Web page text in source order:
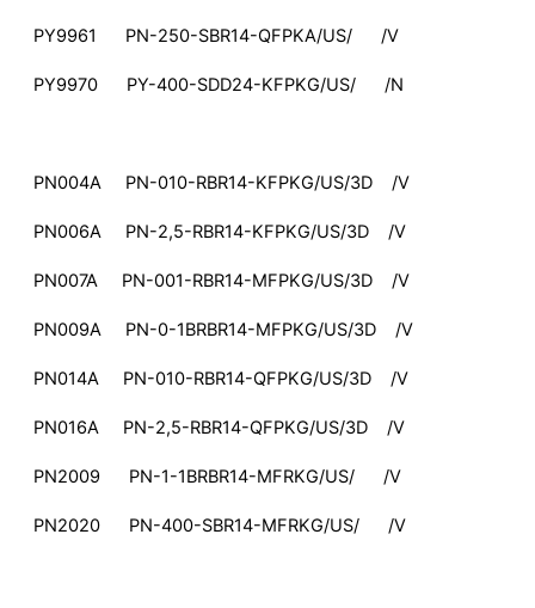
PY9961 PN-250-SBR14-QFPKA/US/ /V
PY9970 PY-400-SDD24-KFPKG/US/ /N
PN004A PN-010-RBR14-KFPKG/US/3D /V
PN006A PN-2,5-RBR14-KFPKG/US/3D /V
PN007A PN-001-RBR14-MFPKG/US/3D /V
PN009A PN-0-1BRBR14-MFPKG/US/3D /V
PN014A PN-010-RBR14-QFPKG/US/3D /V
PN016A PN-2,5-RBR14-QFPKG/US/3D /V
PN2009 PN-1-1BRBR14-MFRKG/US/ /V
PN2020 PN-400-SBR14-MFRKG/US/ /V